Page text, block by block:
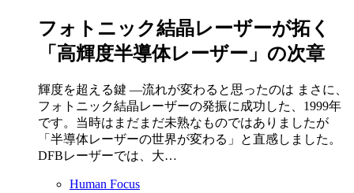
フォトニック結晶レーザーが拓く
「高輝度半導体レーザー」の次章
輝度を超える鍵 ―流れが変わると思ったのは まさに、
フォトニック結晶レーザーの発振に成功した、1999年
です。当時はまだまだ未熟なものではありましたが
「半導体レーザーの世界が変わる」と直感しました。
DFBレーザーでは、大…
Human Focus